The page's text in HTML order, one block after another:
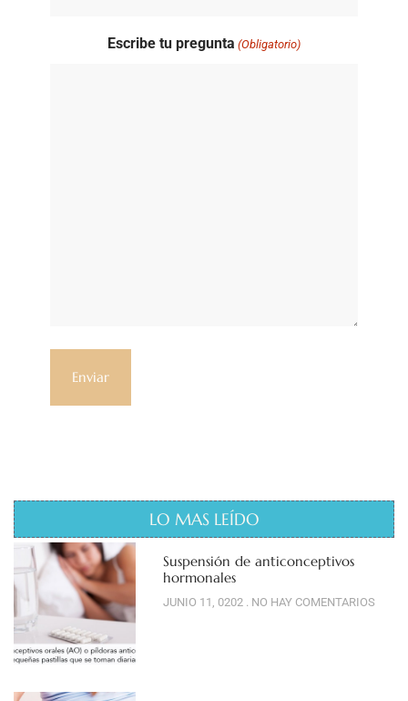
Escribe tu pregunta (Obligatorio)
LO MAS LEÍDO
Suspensión de anticonceptivos
hormonales
JUNIO 11, 0202 NO HAY COMENTARIOS